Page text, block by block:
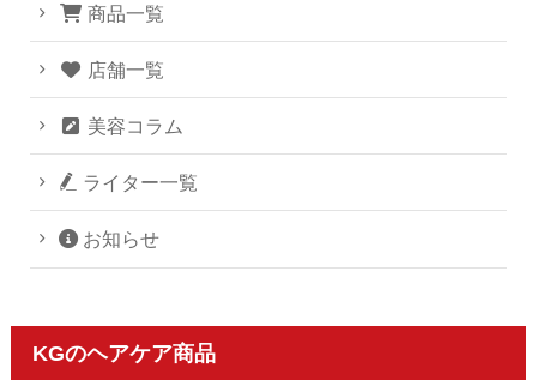
商品一覧
店舗一覧
美容コラム
ライター一覧
お知らせ
KGのヘアケア商品